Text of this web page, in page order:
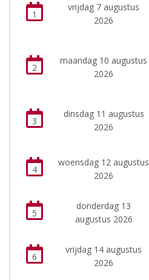
1
vrijdag 7 augustus
2026
2
maandag 10 augustus
2026
3
dinsdag 11 augustus
2026
4
woensdag 12 augustus
2026
5
donderdag 13
augustus 2026
6
vrijdag 14 augustus
2026